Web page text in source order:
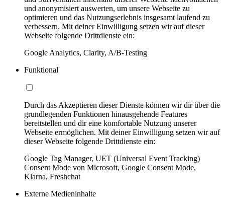
und anonymisiert auswerten, um unsere Webseite zu
optimieren und das Nutzungserlebnis insgesamt laufend zu
verbessern. Mit deiner Einwilligung setzen wir auf dieser
Webseite folgende Drittdienste ein:
Google Analytics, Clarity, A/B-Testing
Funktional
Durch das Akzeptieren dieser Dienste können wir dir über die
grundlegenden Funktionen hinausgehende Features
bereitstellen und dir eine komfortable Nutzung unserer
Webseite ermöglichen. Mit deiner Einwilligung setzen wir auf
dieser Webseite folgende Drittdienste ein:
Google Tag Manager, UET (Universal Event Tracking)
Consent Mode von Microsoft, Google Consent Mode,
Klarna, Freshchat
Externe Medieninhalte